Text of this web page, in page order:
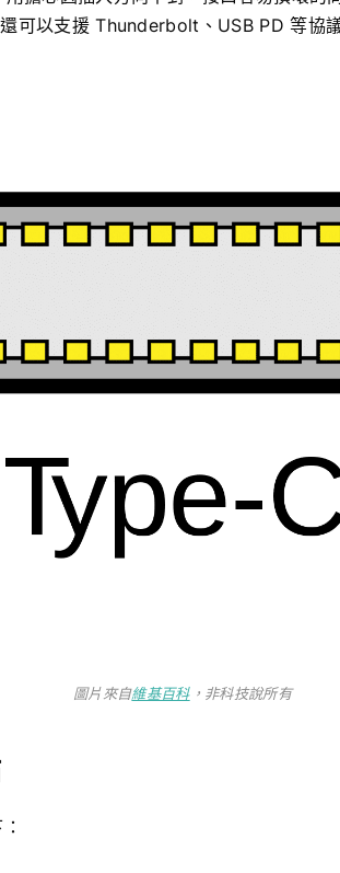
可以支援 Thunderbolt、USB PD 等協
圖片來自維基百科，非科技說所有